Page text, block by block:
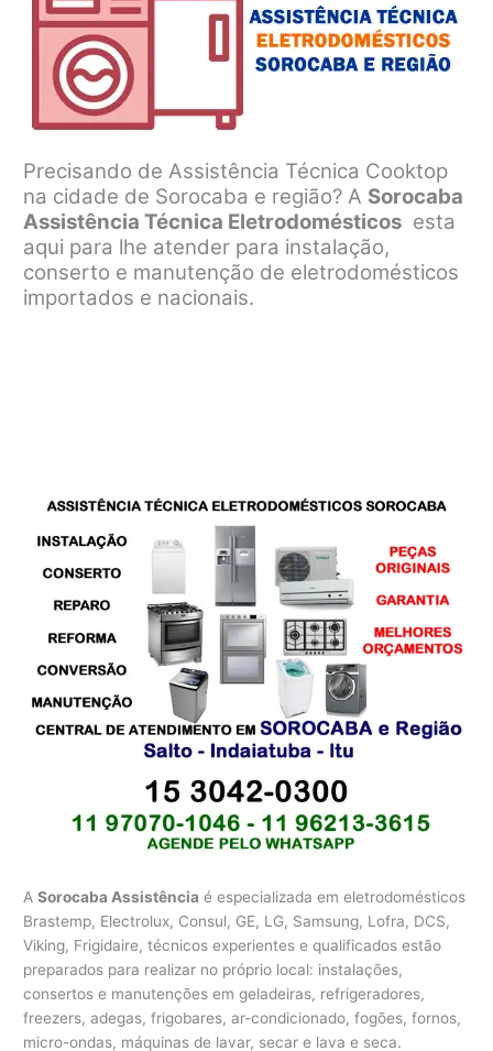
Precisando de Assistência Técnica Cooktop
na cidade de Sorocaba e região? A Sorocaba
Assistência Técnica Eletrodomésticos esta
aqui para lhe atender para instalação,
conserto e manutenção de eletrodomésticos
importados e nacionais.
ASorocaba Assistência é especializada em eletrodomésticos
Brastemp, Electrolux, Consul, GE, LG, Samsung, Lofra, DCS,
Viking, Frigidaire, técnicos experientes e qualificados estão
preparados para realizar no próprio local: instalações,
consertos e manutenções em geladeiras, refrigeradores,
freezers, adegas, frigobares, ar-condicionado, fogões, fornos,
micro-ondas, máquinas de lavar, secar e lava e seca.